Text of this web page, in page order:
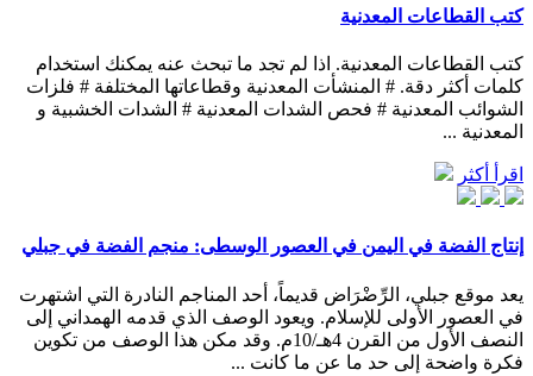
كتب القطاعات المعدنية
كتب القطاعات المعدنية. اذا لم تجد ما تبحث عنه يمكنك استخدام
كلمات أكثر دقة. # المنشأت المعدنية وقطاعاتها المختلفة # فلزات
الشوائب المعدنية # فحص الشدات المعدنية # الشدات الخشبية و
المعدنية ...
اقرأ أكثر
إنتاج الفضة في اليمن في العصور الوسطى: منجم الفضة في جبلي
يعد موقع جبلي، الرِّضْرَاض قديماً، أحد المناجم النادرة التي اشتهرت
في العصور الأولى للإسلام. ويعود الوصف الذي قدمه الهمداني إلى
النصف الأول من القرن 4هـ/10م. وقد مكن هذا الوصف من تكوين
فكرة واضحة إلى حد ما عن ما كانت ...